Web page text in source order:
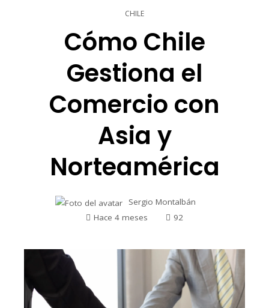
CHILE
Cómo Chile
Gestiona el
Comercio con
Asia y
Norteamérica
Sergio Montalbán
Hace 4 meses
92